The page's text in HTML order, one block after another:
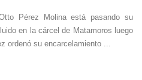
Pérez Molina está pasando su
en la cárcel de Matamoros luego
ordenó su encarcelamiento ...